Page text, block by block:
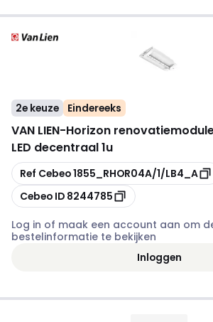
2e keuze Eindereeks
VAN LIEN-Horizon
LED decentraal 1u
Kopiëren
Ref Cebeo1855_RHOR04A/1/LB4_A
Kopiëren
Cebeo ID 8244785
Log in of maak een account aan om
bestelinformatie te bekijken
Inloggen